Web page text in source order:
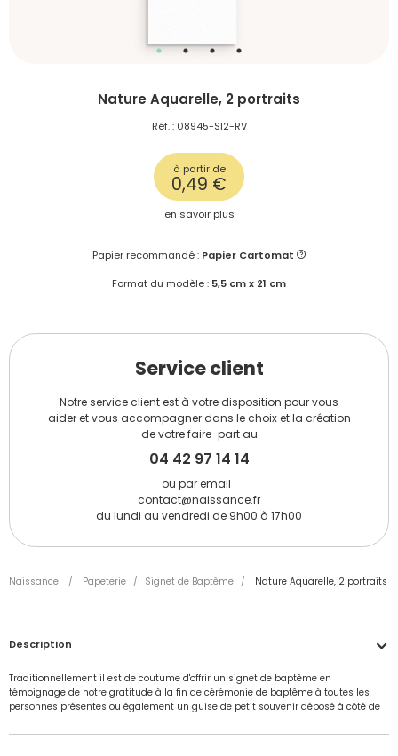
Nature Aquarelle, 2 portraits
Réf. : 08945-SI2-RV
à partir de
0,49 €
en savoir plus
Papier recommandé :Papier Cartomat
Format du modèle : 5,5 cm x 21 cm
Service client
Notre service client est à votre disposition pour vous
aider et vous accompagner dans le choix et la création
de votre faire-part au
04 42 97 14 14
ou par email :
contact@naissance.fr
du lundi au vendredi de 9h00 à 17h00
Naissance / Papeterie / Signet de Baptême / Nature Aquarelle, 2 portraits
Description
Traditionnellement il est de coutume d'offrir un signet de baptême en
témoignage de notre gratitude à la fin de cérémonie de baptême à toutes les
personnes présentes ou également un guise de petit souvenir déposé à côté de
module de création ludique ce signet en insérant photos et textes de votre choix.